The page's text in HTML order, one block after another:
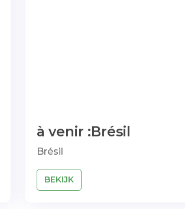
à venir :Brésil
Brésil
BEKIJK